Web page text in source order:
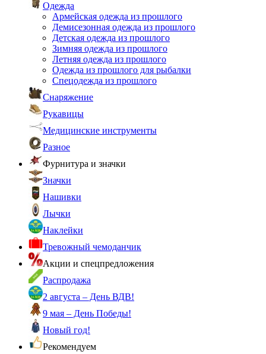
Одежда
Армейская одежда из прошлого
Демисезонная одежда из прошлого
Детская одежда из прошлого
Зимняя одежда из прошлого
Летняя одежда из прошлого
Одежда из прошлого для рыбалки
Спецодежда из прошлого
Снаряжение
Рукавицы
Медицинские инструменты
Разное
Фурнитура и значки
Значки
Нашивки
Лычки
Наклейки
Тревожный чемоданчик
Акции и спецпредложения
Распродажа
2 августа – День ВДВ!
9 мая – День Победы!
Новый год!
Рекомендуем